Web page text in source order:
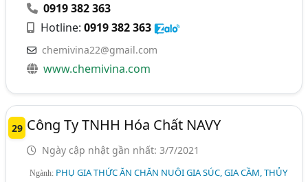
0919 382 363
Hotline:0919 382 363
chemivina22@gmail.com
www.chemivina.com
29 Công Ty TNHH Hóa Chất NAVY
Ngày cập nhật gần nhất: 3/7/2021
Ngành: PHỤ GIA THỨC ĂN CHĂN NUÔI GIA SÚC, GIA CẦM, THỦY